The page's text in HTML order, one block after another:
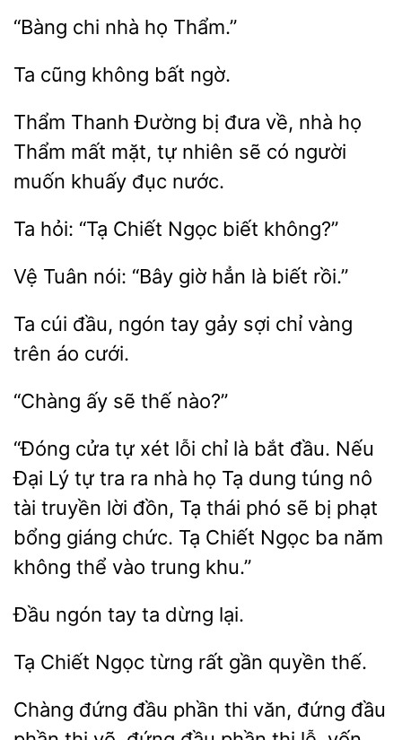
nhà họ
Ta bất
Thẩm Thanh
bị đưa về, nhà họ
mất
tự nhiên sẽ có người
muốn khuấy đục nước.
Ta “Tạ Chiết Ngọc
nói: “Bây giờ hẳn là biết
Ta đầu, ngón gảy sợi
vàng
trên áo cưới.
“Chàng sẽ
“Đóng cửa tự xét chỉ
bắt đầu. Nếu
Đại Lý tự tra ra
họ Tạ dung túng nô
tài truyền lời đồn, Tạ thái phó sẽ bị phạt
bổng giáng chức. Tạ Chiết Ngọc ba năm
không thể vào trung khu.”
Đầu tay lại.
Tạ Ngọc gần quyền thế.
Chàng đứng đầu phần thi
đứng đầu